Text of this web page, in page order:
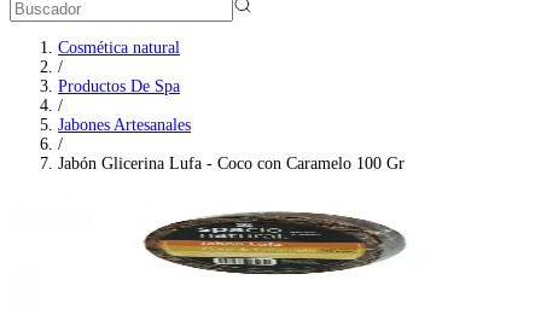
Cosmética natural
/
Productos De Spa
/
Jabones Artesanales
/
Jabón Glicerina Lufa - Coco con Caramelo 100 Gr